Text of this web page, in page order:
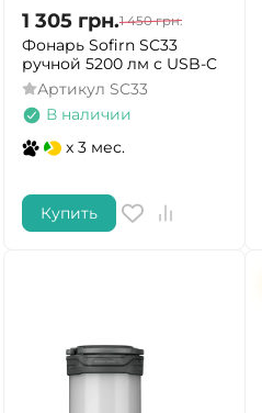
1 305 грн.1 450 грн.
Фонарь Sofirn SC33
ручной 5200 лм с USB-C
Артикул SC33
В наличии
x 3 мес.
Купить